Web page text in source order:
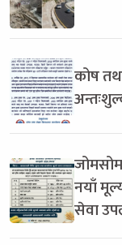
कोष
नयाँ
सेवा